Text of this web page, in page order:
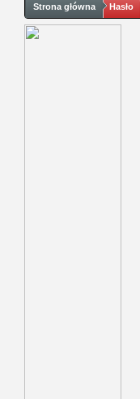
Strona główna Hasło